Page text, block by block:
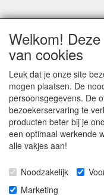
Voornaam
Achternaam
E-mail
Welkom!
van cookies
Leuk dat je onze site
mogen plaatsen. De
persoonsgegevens. De
bezoekerservaring te
producten beter bij je
een optimaal werkende
alle vakjes aan!
Noodzakelijk
Marketing